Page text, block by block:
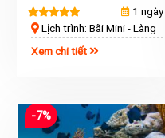
1 ngày
Lịch trình: Bãi Mini - Làng
chài
Xem chi tiết
-7%